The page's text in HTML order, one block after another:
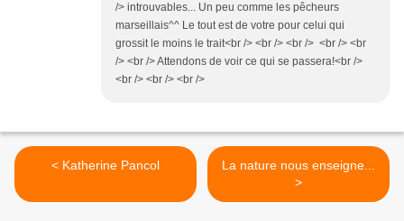
/> introuvables... Un peu comme les pêcheurs
marseillais^^ Le tout est de votre pour celui qui
grossit le moins le trait<br /> <br /> <br /> <br /> <br
/> <br /> Attendons de voir ce qui se passera!<br />
<br /> <br /> <br />
< Katherine Pancol
La nature nous enseigne...
>